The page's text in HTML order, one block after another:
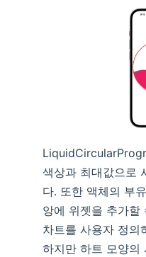
색상과 최대값으로
다. 또한 액체의 부
앙에 위젯을 추가할
차트를 사용자 정의
하지만 하트 모양의